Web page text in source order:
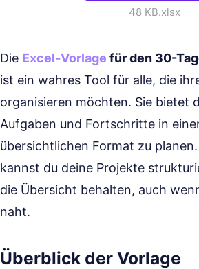
48 KB.xlsx
Die Excel-Vorlage für den 30-
ist ein wahres Tool für alle, die
organisieren möchten. Sie bietet
Aufgaben und Fortschritte in
übersichtlichen Format zu
kannst du deine Projekte
die Übersicht behalten, auch
naht.
Überblick der Vorlage